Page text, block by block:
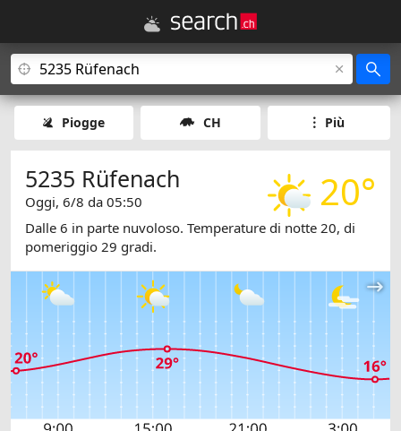
Piogge CH Più
20°
5235 Rüfenach
Oggi, 6/8 da 05:50
Dalle 6 in parte nuvoloso. Temperature di notte 20, di
pomeriggio 29 gradi.